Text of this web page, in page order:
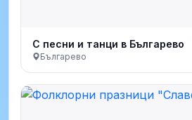
С песни и танци в Българево
Българево